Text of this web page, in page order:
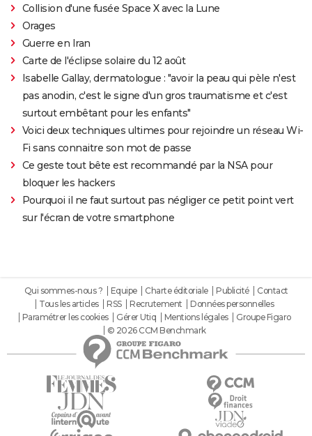
Collision d'une fusée Space X avec la Lune
Orages
Guerre en Iran
Carte de l'éclipse solaire du 12 août
Isabelle Gallay, dermatologue : "avoir la peau qui pèle n'est
pas anodin, c'est le signe d'un gros traumatisme et c'est
surtout embêtant pour les enfants"
Voici deux techniques ultimes pour rejoindre un réseau Wi-
Fi sans connaitre son mot de passe
Ce geste tout bête est recommandé par la NSA pour
bloquer les hackers
Pourquoi il ne faut surtout pas négliger ce petit point vert
sur l'écran de votre smartphone
Qui sommes-nous ? Equipe Charte éditoriale Publicité
Contact
Tous les articles
RSS Recrutement
Données personnelles
Paramétrer les cookies
Gérer Utiq Mentions légales
Groupe Figaro
© 2026 CCM Benchmark